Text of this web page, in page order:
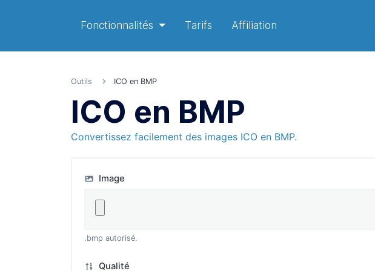
Fonctionnalités Tarifs Affiliation
Outils ICO en BMP
ICO en BMP
Convertissez facilement des images ICO en BMP.
Image
.bmp autorisé.
Qualité